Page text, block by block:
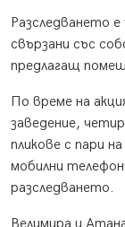
Разследването
свързани със
предлагащ
По време на
заведение,
пликове с пари
мобилни
разследването.